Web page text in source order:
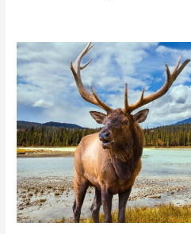
Sólo
en
Canadá
–
¡Se
Pide
a
los
Conductores
que
no